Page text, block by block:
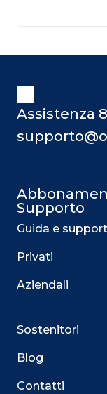
Assistenza
Supporto
Guida e
Privati
Aziendali
Sostenitori
Blog
Contatti